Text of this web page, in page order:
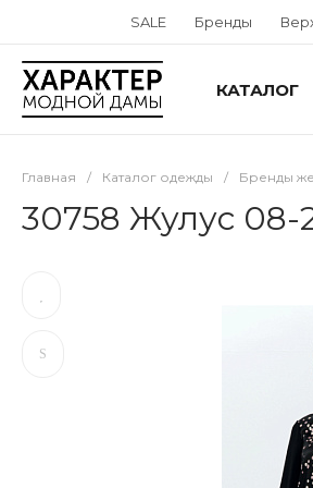
SALE Бренды
КАТАЛОГ
Главная / Каталог одежды / Бренды
30758 Жулус 08-